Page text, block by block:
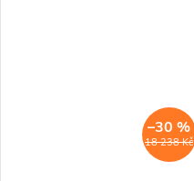
18 238 Kč
–30 %